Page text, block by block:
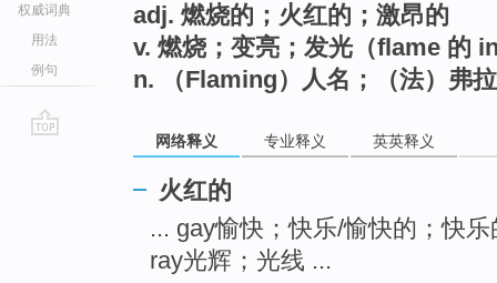
权威词典
用法
例句
adj. 燃烧的；火红的；激昂的
v. 燃烧；变亮；发光（flame 的
n. （Flaming）人名；（法）弗
网络释义 专业释义 英英释义
火红的
... gay愉快；快乐/愉快的；快
ray光辉；光线 ...